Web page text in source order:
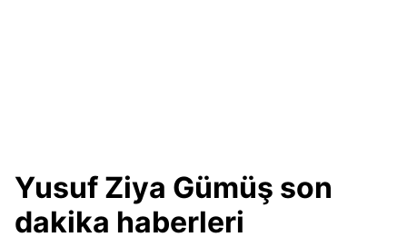
Yusuf Ziya Gümüş son
dakika haberleri